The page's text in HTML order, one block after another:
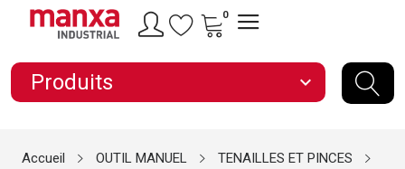
0
Produits expand_more
Accueil OUTIL MANUEL
TENAILLES ET PINCES